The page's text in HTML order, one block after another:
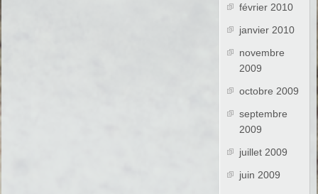
février 2010
janvier 2010
novembre
2009
octobre 2009
septembre
2009
juillet 2009
juin 2009